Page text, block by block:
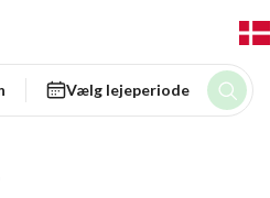
Vælg lejeperiode